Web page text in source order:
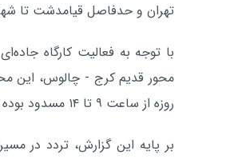
تهران و حدفاصل قیامدشت تا
با توجه به فعالیت کارگاه‌
روزه از ساعت ۹ تا ۱۴ مسدود بوده و تردد از محور جایگزین آزادراه تهران - شمال انجام می‌شود.
بر پایه این گزارش، تردد در